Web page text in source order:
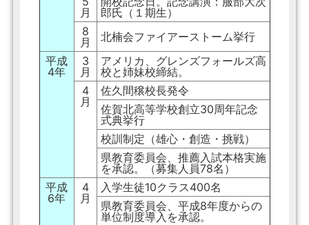
月
郎氏（１期生）
8
月
北楠会ファイアーストーム挙行
平成
4年
3
月
アメリカ、グレンズフォールズ高
校と姉妹校締結。
4
月
佐久間穣校長発令
佐賀北高等学校創立30周年記念
式典挙行
校訓制定（雄心・創造・挑戦）
県教育委員会、推薦入試本格実施
を承認。（募集人員78名）
平成
6年
4
月
入学生徒10クラス400名
県教育委員会、平成8年度からの
単位制度導入を承認。